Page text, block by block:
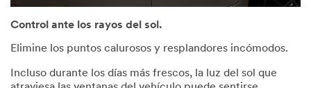
Control ante los rayos del sol.
Elimine los puntos calurosos y resplandores incómodos.
Incluso durante los días más frescos, la luz del sol que